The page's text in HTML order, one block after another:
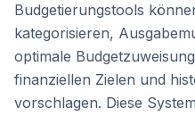
Budgetierungstools
kategorisieren,
optimale
finanziellen Zielen und
vorschlagen. Diese